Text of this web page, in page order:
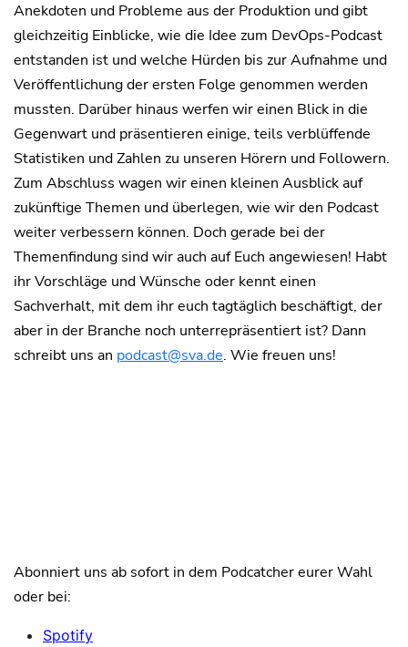
Anekdoten und Probleme aus der Produktion und gibt
gleichzeitig Einblicke, wie die Idee zum DevOps-Podcast
entstanden ist und welche Hürden bis zur Aufnahme und
Veröffentlichung der ersten Folge genommen werden
mussten. Darüber hinaus werfen wir einen Blick in die
Gegenwart und präsentieren einige, teils verblüffende
Statistiken und Zahlen zu unseren Hörern und Followern.
Zum Abschluss wagen wir einen kleinen Ausblick auf
zukünftige Themen und überlegen, wie wir den Podcast
weiter verbessern können. Doch gerade bei der
Themenfindung sind wir auch auf Euch angewiesen! Habt
ihr Vorschläge und Wünsche oder kennt einen
Sachverhalt, mit dem ihr euch tagtäglich beschäftigt, der
aber in der Branche noch unterrepräsentiert ist? Dann
schreibt uns an podcast@sva.de. Wie freuen uns!
Abonniert uns ab sofort in dem Podcatcher eurer Wahl
oder bei:
Spotify